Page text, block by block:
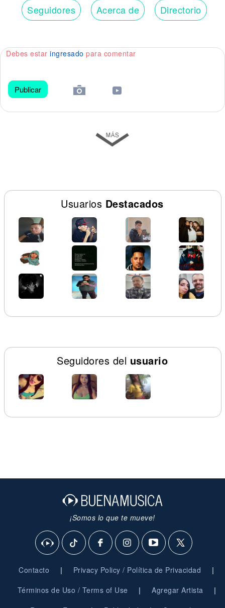
Seguidores Acerca de Directorio
Debes estar ingresado para comentar
Publicar
Usuarios Destacados
Seguidores del usuario
¡Somos lo que te mueve!
Contacto | Privacy Policy / Política de Privacidad |
Términos de Uso / Terms of Use | Agregar Artista |